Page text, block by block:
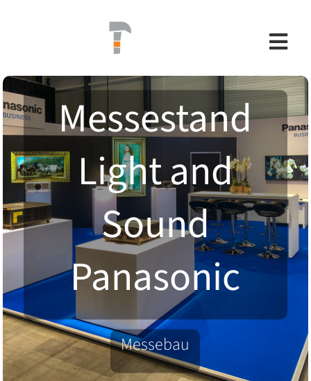
ANGEBOT
TEAM
KONTAKT
Messestand
Light and
Sound
Panasonic
Messebau